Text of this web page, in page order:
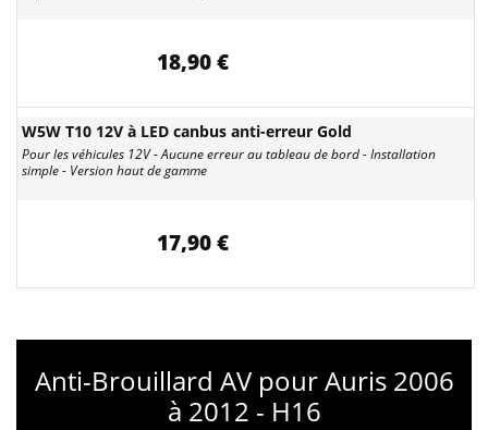
18,90 €
W5W T10 12V à LED canbus anti-erreur Gold
Pour les véhicules 12V - Aucune erreur au tableau de bord - Installation
simple - Version haut de gamme
17,90 €
Anti-Brouillard AV pour Auris 2006
à 2012 - H16